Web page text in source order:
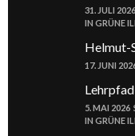
31. JULI 2026
IN GRÜNE
Helmut-
17. JUNI
5. MAI 2026
IN GRÜNE